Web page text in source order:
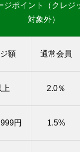
ジポイント（クレジ
対象外）
額 通常会員
2.0％
円 1.5%